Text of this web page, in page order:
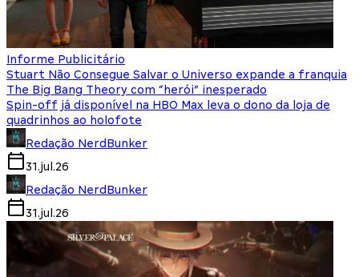
Informe Publicitário
Stuart Não Consegue Salvar o Universo expande a franquia
The Big Bang Theory com “herói” inesperado
Spin-off já disponível na HBO Max leva o dono da loja de
quadrinhos ao holofote
Redação NerdBunker
31.jul.26
Redação NerdBunker
31.jul.26